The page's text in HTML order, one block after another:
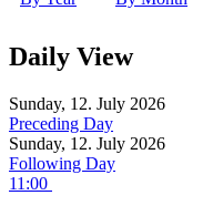
Daily View
Sunday, 12. July 2026
Preceding Day
Sunday, 12. July 2026
Following Day
11:00